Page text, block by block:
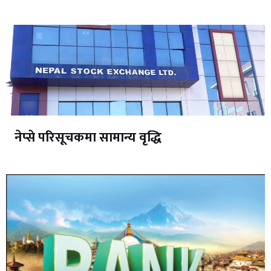
नेप्से परिसूचकमा सामान्य वृद्धि